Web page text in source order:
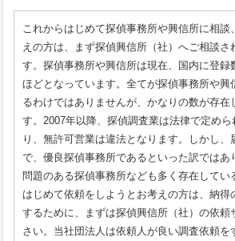
これからはじめて探偵事務所や興信所に相
えの方は、まず探偵興信所（社）へご相談さ
す。探偵事務所や興信所は現在、国内に登録
ほどとなっています。全てが探偵事務所や興
るわけではありませんが、かなりの数が存在
す。2007年以降、探偵調査業は法律で定め
り、無許可営業は違法となります。しかし、
で、優良探偵事務所であるといった訳ではあ
問題のある探偵事務所なども多く存在してい
はじめて依頼をしようとお考えの方は、納得
するために、まずは探偵興信所（社）の依頼
さい。当社団法人は依頼人が良い調査依頼を